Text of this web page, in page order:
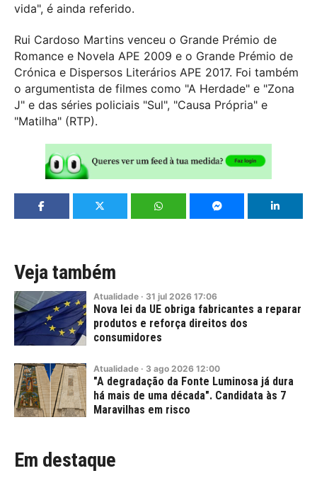
vida", é ainda referido.
Rui Cardoso Martins venceu o Grande Prémio de
Romance e Novela APE 2009 e o Grande Prémio de
Crónica e Dispersos Literários APE 2017. Foi também
o argumentista de filmes como "A Herdade" e "Zona
J" e das séries policiais "Sul", "Causa Própria" e
"Matilha" (RTP).
Veja também
Atualidade · 31 jul 2026 17:06
Nova lei da UE obriga fabricantes a reparar
produtos e reforça direitos dos
consumidores
Atualidade · 3 ago 2026 12:00
"A degradação da Fonte Luminosa já dura
há mais de uma década". Candidata às 7
Maravilhas em risco
Em destaque